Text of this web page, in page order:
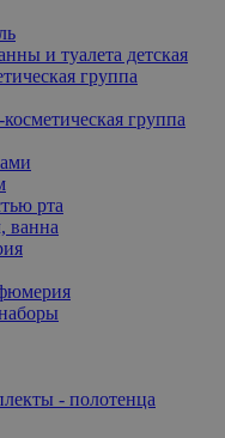
и туалета детская
группа
группа
рта
ванна
- полотенца